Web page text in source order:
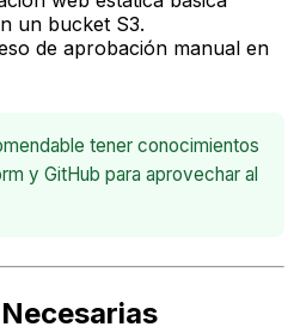
un bucket S3.
de aprobación manual en
tener conocimientos
y GitHub para aprovechar al